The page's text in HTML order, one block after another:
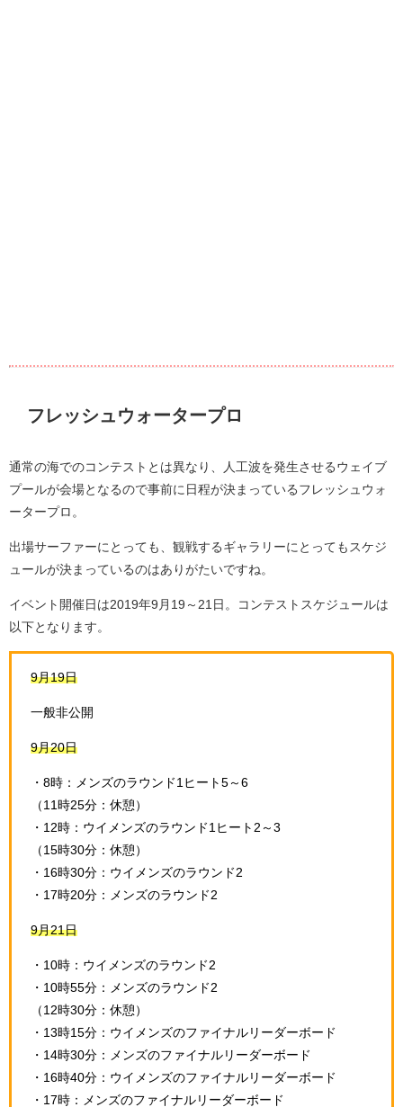
フレッシュウォータープロ
通常の海でのコンテストとは異なり、人工波を発生させるウェイブ
プールが会場となるので事前に日程が決まっているフレッシュウォ
ータープロ。
出場サーファーにとっても、観戦するギャラリーにとってもスケジ
ュールが決まっているのはありがたいですね。
イベント開催日は2019年9月19～21日。コンテストスケジュールは
以下となります。
9月19日
一般非公開
9月20日
・8時：メンズのラウンド1ヒート5～6
（11時25分：休憩）
・12時：ウイメンズのラウンド1ヒート2～3
（15時30分：休憩）
・16時30分：ウイメンズのラウンド2
・17時20分：メンズのラウンド2
9月21日
・10時：ウイメンズのラウンド2
・10時55分：メンズのラウンド2
（12時30分：休憩）
・13時15分：ウイメンズのファイナルリーダーボード
・14時30分：メンズのファイナルリーダーボード
・16時40分：ウイメンズのファイナルリーダーボード
・17時：メンズのファイナルリーダーボード